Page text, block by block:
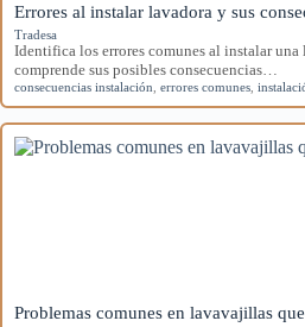
Errores al instalar lavadora y sus
Tradesa
Identifica los errores comunes al instalar una
comprende sus posibles consecuencias…
consecuencias instalación errores comunes
Problemas comunes en lavavajillas